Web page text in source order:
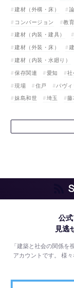
建材（外構・床）
コンバージョン
教
建材（内装・建具）
建材（外装・床）
建材（内装・水廻り）
保存関連
愛知
現場
住戸 パヴ
妹島和世
埼玉
公
見逃
「建築と社会の関係
アカウントです。様